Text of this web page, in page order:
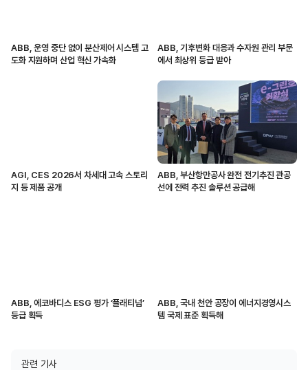
ABB, 운영 중단 없이 분산제어 시스템 고
도화 지원하며 산업 혁신 가속화
ABB, 기후변화 대응과 수자원 관리 부문
에서 최상위 등급 받아
AGI, CES 2026서 차세대 고속 스토리
지 등 제품 공개
ABB, 부산항만공사 완전 전기추진 관공
선에 전력 추진 솔루션 공급해
ABB, 에코바디스 ESG 평가 ‘플래티넘’
등급 획득
ABB, 국내 천안 공장이 에너지경영시스
템 국제 표준 획득해
관련 기사